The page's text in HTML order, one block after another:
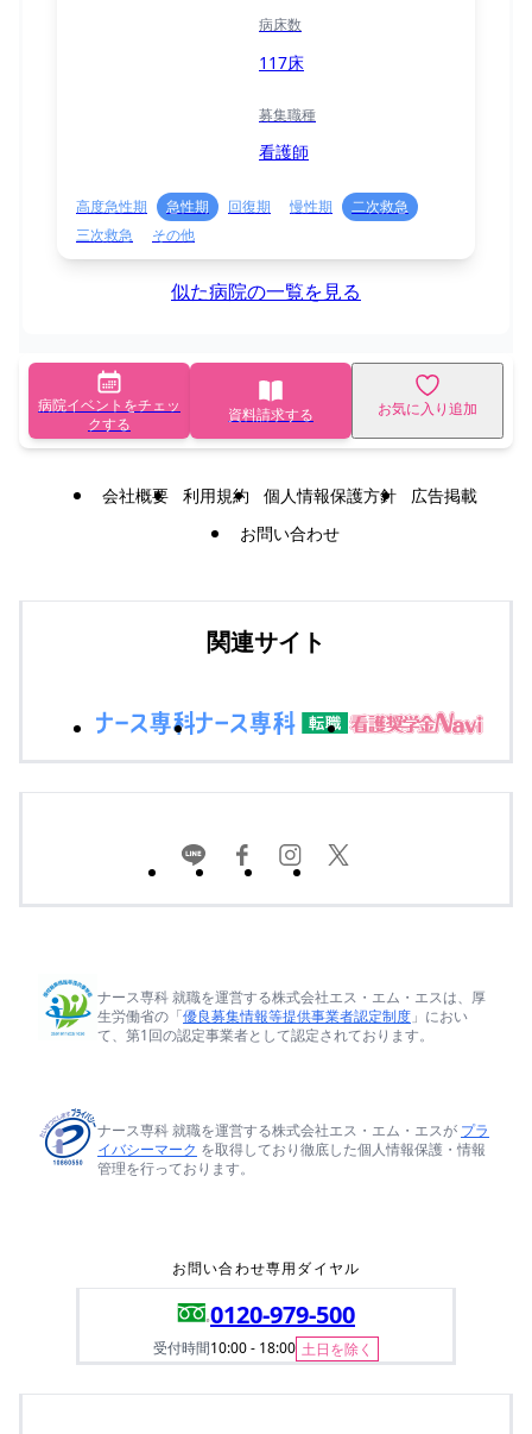
病床数
117床
募集職種
看護師
高度急性期 急性期 回復期 慢性期
二次救急
三次救急
その他
似た病院の一覧を見る
病院イベントをチェッ
クする
資料請求する お気に入り追加
会社概要 利用規約 個人情報保護方針
広告掲載
お問い合わせ
関連サイト
ナース専科 就職を運営する株式会社エス・エム・エスは、厚
生労働省の「優良募集情報等提供事業者認定制度 」におい
て、第1回の認定事業者として認定されております。
ナース専科 就職を運営する株式会社エス・エム・エスが プラ
イバシーマーク を取得しており徹底した個人情報保護・情報
管理を行っております。
お問い合わせ専用ダイヤル
0120-979-500
受付時間10:00 - 18:00 土日を除く